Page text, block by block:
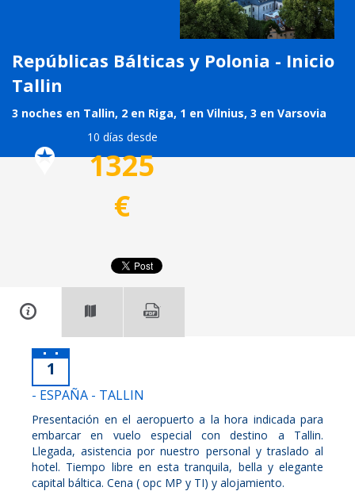
Repúblicas Bálticas y Polonia - Inicio
Tallin
3 noches en Tallin, 2 en Riga, 1 en Vilnius, 3 en Varsovia
10 días desde
1325
€
1
- ESPAÑA - TALLIN
Presentación en el aeropuerto a la hora indicada para
embarcar en vuelo especial con destino a Tallin.
Llegada, asistencia por nuestro personal y traslado al
hotel. Tiempo libre en esta tranquila, bella y elegante
capital báltica. Cena ( opc MP y TI) y alojamiento.